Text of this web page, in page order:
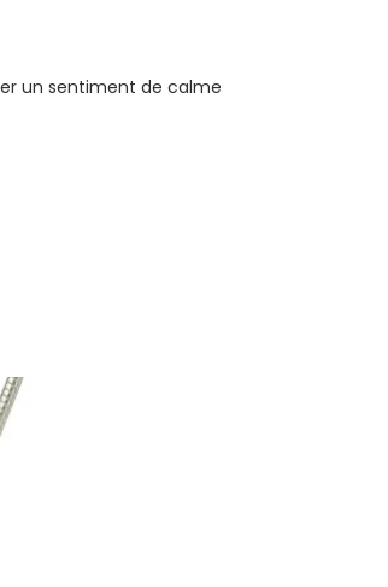
un sentiment de calme